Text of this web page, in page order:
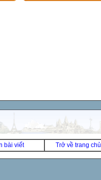
bài viết Trở về trang chủ